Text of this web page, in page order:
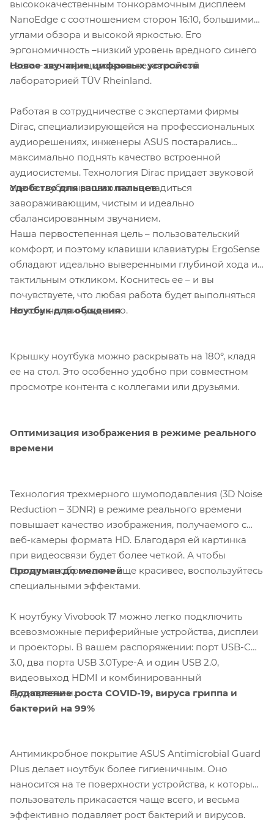
высококачественным тонкорамочным дисплеем
NanoEdge с соотношением сторон 16:10, большими
углами обзора и высокой яркостью. Его
эргономичность –низкий уровень вредного синего
света – сертифицирована независимой
лабораторией TÜV Rheinland.
Новое звучание цифровых устройств
Работая в сотрудничестве с экспертами фирмы
Dirac, специализирующейся на профессиональных
аудиорешениях, инженеры ASUS постарались
максимально поднять качество встроенной
аудиосистемы. Технология Dirac придает звуковой
сцене глубины, позволяя насладиться
завораживающим, чистым и идеально
сбалансированным звучанием.
Удобство для ваших пальцев
Наша первостепенная цель – пользовательский
комфорт, и поэтому клавиши клавиатуры ErgoSense
обладают идеально выверенными глубиной хода и
тактильным откликом. Коснитесь ее – и вы
почувствуете, что любая работа будет выполняться
легко и непринужденно.
Ноутбук для общения
Крышку ноутбука можно раскрывать на 180°, кладя
ее на стол. Это особенно удобно при совместном
просмотре контента с коллегами или друзьями.
Оптимизация изображения в режиме реального
времени
Технология трехмерного шумоподавления (3D Noise
Reduction – 3DNR) в режиме реального времени
повышает качество изображения, получаемого с
веб-камеры формата HD. Благодаря ей картинка
при видеосвязи будет более четкой. А чтобы
сделать изображение еще красивее, воспользуйтесь
специальными эффектами.
Продуман до мелочей
К ноутбуку Vivobook 17 можно легко подключить
всевозможные периферийные устройства, дисплеи
и проекторы. В вашем распоряжении: порт USB-C
3.0, два порта USB 3.0Type-A и один USB 2.0,
видеовыход HDMI и комбинированный
аудиоразъем.
Подавление роста COVID-19, вируса гриппа и
бактерий на 99%
Антимикробное покрытие ASUS Antimicrobial Guard
Plus делает ноутбук более гигиеничным. Оно
наносится на те поверхности устройства, к которым
пользователь прикасается чаще всего, и весьма
эффективно подавляет рост бактерий и вирусов.